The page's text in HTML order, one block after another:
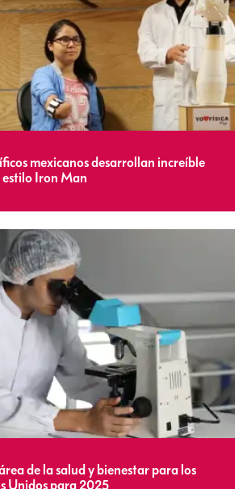
mexicanos desarrollan increíble
estilo Iron Man
de la salud y bienestar para los
Unidos para 2025